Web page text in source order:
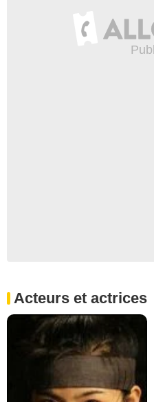
Acteurs et actrices